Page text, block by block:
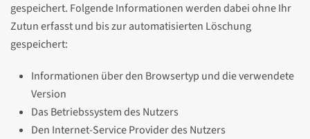
gespeichert. Folgende Informationen werden dabei ohne Ihr
Zutun erfasst und bis zur automatisierten Löschung
gespeichert:
Informationen über den Browsertyp und die verwendete
Version
Das Betriebssystem des Nutzers
Den Internet-Service Provider des Nutzers